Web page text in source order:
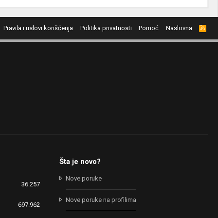
Pravila i uslovi korišćenja Politika privatnosti Pomoć Naslovna
R
S
S
36.257
697.962
Šta je novo?
Nove poruke
Nove poruke na profilima